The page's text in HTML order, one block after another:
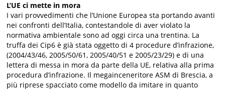
L’UE ci mette in mora
I vari provvedimenti che l’Unione Europea sta portando avanti
nei confronti dell’Italia, contestandole di aver violato la
normativa ambientale sono ad oggi circa una trentina. La
truffa dei Cip6 è già stata oggetto di 4 procedure d’infrazione,
(2004/43/46, 2005/50/61, 2005/40/51 e 2005/23/29) e di una
lettera di messa in mora da parte della UE, relativa alla prima
procedura d’infrazione. Il megainceneritore ASM di Brescia, a
più riprese spacciato come modello da imitare in quanto